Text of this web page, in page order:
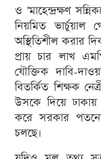
ও 'মাহেন্দ্রক্ষণ
নিয়মিত
অস্থিতিশীল করার
প্রায় চার লাখ
যৌক্তিক দাবি-
বিতর্কিত শিক্ষক
উসকে দিয়ে
করে সরকার
চলছে।